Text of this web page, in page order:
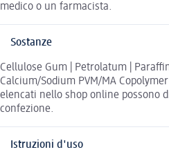
medico o un farmacista.
Sostanze
Cellulose Gum | Petrolatum |
Calcium/Sodium PVM/MA
elencati nello shop online possono
confezione.
Istruzioni d'uso